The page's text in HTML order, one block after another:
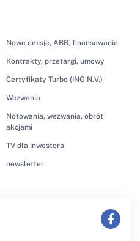
Nowe emisje, ABB, finansowanie
Kontrakty, przetargi, umowy
Certyfikaty Turbo (ING N.V.)
Wezwania
Notowania, wezwania, obrót
akcjami
TV dla inwestora
newsletter